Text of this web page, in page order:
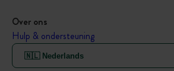
Over ons
Hulp & ondersteuning